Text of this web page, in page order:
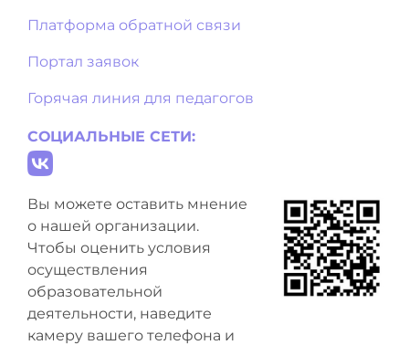
Платформа обратной связи
Портал заявок
Горячая линия для педагогов
СОЦИАЛЬНЫЕ СЕТИ:
Вы можете оставить мнение
о нашей организации.
Чтобы оценить условия
осуществления
образовательной
деятельности, наведите
камеру вашего телефона и